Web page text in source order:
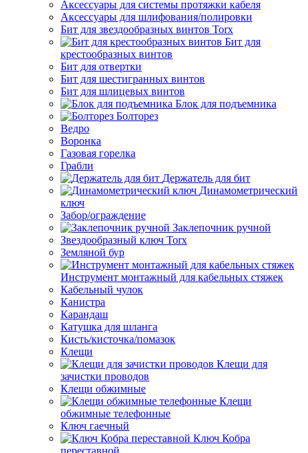
Аксессуары для системы протяжки кабеля
Аксессуары для шлифования/полировки
Бит для звездообразных винтов Torx
Бит для
крестообразных винтов
Бит для отвертки
Бит для шестигранных винтов
Бит для шлицевых винтов
Блок для подъемника
Болторез
Ведро
Воронка
Газовая горелка
Грабли
Держатель для бит
Динамометрический
ключ
Забор/ограждение
Заклепочник ручной
Звездообразный ключ Torx
Земляной бур
Инструмент монтажный для кабельных стяжек
Кабельный чулок
Канистра
Карандаш
Катушка для шланга
Кисть/кисточка/помазок
Клещи
Клещи для
зачистки проводов
Клещи обжимные
Клещи
обжимные телефонные
Ключ гаечный
Ключ Кобра
переставной